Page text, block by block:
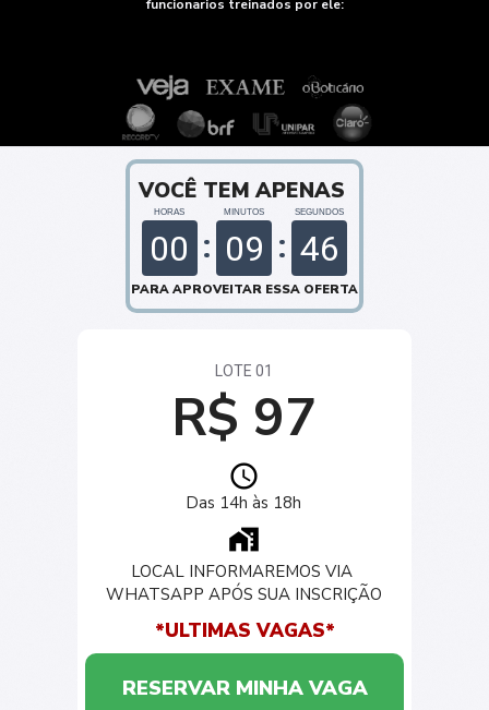
funcionarios treinados por ele:
HORAS MINUTOS SEGUNDOS
00 09 45
VOCÊ TEM APENAS
PARA APROVEITAR ESSA OFERTA
RESERVAR MINHA VAGA
R$ 97
LOTE 01
Das 14h às 18h
LOCAL INFORMAREMOS VIA
WHATSAPP APÓS SUA INSCRIÇÃO
*ULTIMAS VAGAS*